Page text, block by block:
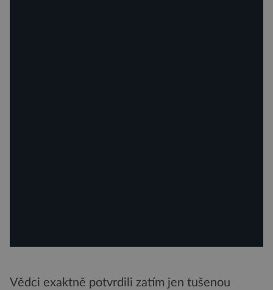
Vědci exaktně potvrdili zatím jen tušenou